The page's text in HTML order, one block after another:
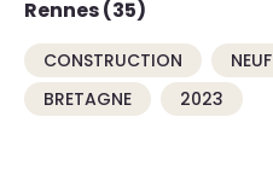
Rennes (35)
CONSTRUCTION NEUF
BRETAGNE
2023